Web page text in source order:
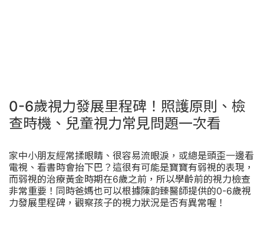
0-6歲視力發展里程碑！照護原則、檢
查時機、兒童視力常見問題一次看
家中小朋友經常揉眼睛、很容易流眼淚，或總是頭歪一邊看
電視、看書時會抬下巴？這很有可能是寶寶有弱視的表現，
而弱視的治療黃金時期在6歲之前，所以學齡前的視力檢查
非常重要！同時爸媽也可以根據陳韵臻醫師提供的0-6歲視
力發展里程碑，觀察孩子的視力狀況是否有異常喔！